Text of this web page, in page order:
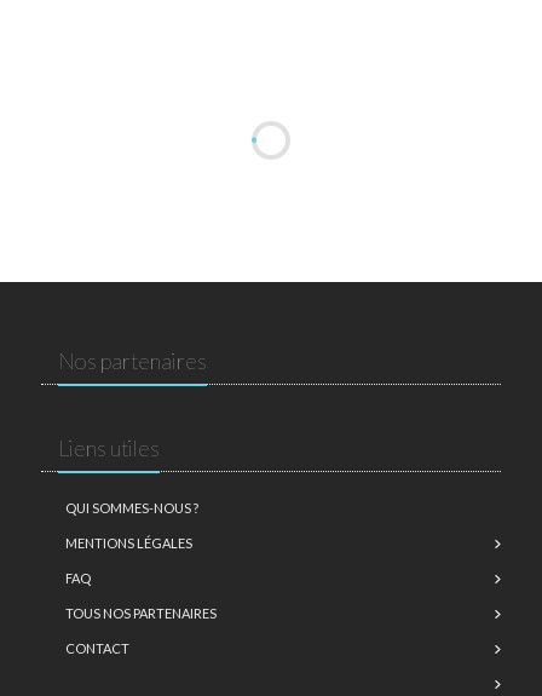
Nos partenaires
Liens utiles
QUI SOMMES-NOUS ?
MENTIONS LÉGALES
FAQ
TOUS NOS PARTENAIRES
CONTACT